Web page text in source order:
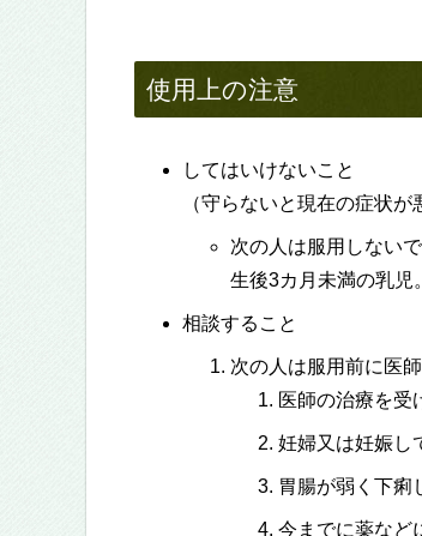
使用上の注意
してはいけないこと
（守らないと現在の症状
次の人は服用しない
生後3カ月未満の乳児。
相談すること
次の人は服用前に医
医師の治療を受
妊婦又は妊娠し
胃腸が弱く下痢
今までに薬など